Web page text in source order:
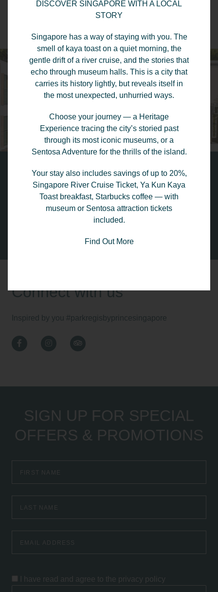
지금 예약하세요
Take a Visual Tour
The thoughtful touches are evident everywhere at the
Park Regis by Prince Singapore. Take a look through
our photos and videos and start looking forward to your
Connect with us
Inspired by you #parkregisbyprincesingapore
FacebookInstagramTripAdvisor
SIGN UP FOR SPECIAL
OFFERS & PROMOTIONS
Name
Name
Address
I have read and agree to the privacy policy
DISCOVER SINGAPORE WITH A LOCAL
STORY
Singapore has a way of staying with you. The
smell of kaya toast on a quiet morning, the
gentle drift of a river cruise, and the stories that
echo through museum halls. This is a city that
carries its history lightly, but reveals itself in
the most unexpected, unhurried ways.
Choose your journey — a Heritage
Experience tracing the city’s storied past
through its most iconic museums, or a
Sentosa Adventure for the thrills of the island.
Your stay also includes savings of up to 20%,
Singapore River Cruise Ticket, Ya Kun Kaya
Toast breakfast, Starbucks coffee — with
museum or Sentosa attraction tickets
included.
Find Out More